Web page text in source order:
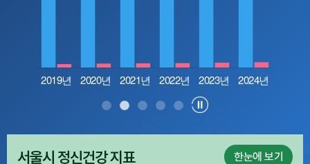
서울시 정신건강 지표 한눈에 보기